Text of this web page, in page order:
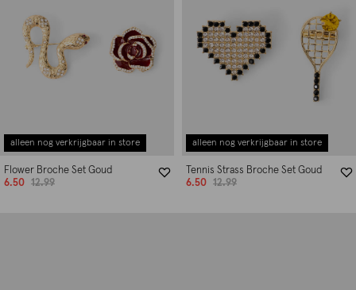
alleen nog verkrijgbaar in store
Flower Broche Set Goud
6.50
12.99
alleen nog verkrijgbaar in store
Tennis Strass Broche Set Goud
6.50
12.99